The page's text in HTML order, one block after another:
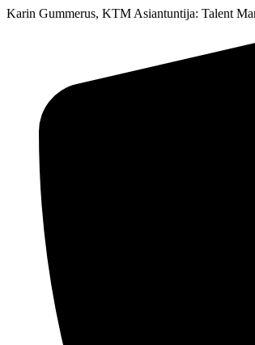
Karin Gummerus, KTM Asiantuntija: Talent